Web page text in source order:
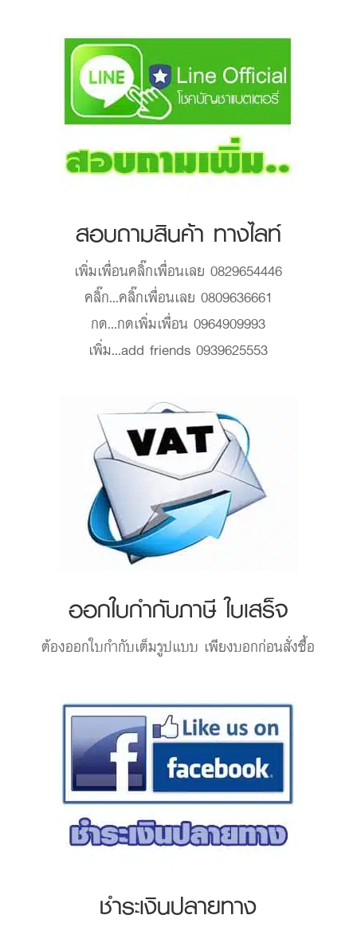
สอบถามสินค้า ทางไลท์
เพิ่มเพื่อนคลิ๊กเพื่อนเลย 0829654446
คลิ๊ก...คลิ๊กเพื่อนเลย 0809636661
กด...กดเพิ่มเพื่อน 0964909993
เพิ่ม...add friends 0939625553
ออกใบกำกับภาษี ใบเสร็จ
ต้องออกใบกำกับเต็มรูปแบบ เพียงบอกก่อนสั่งซื้อ
ชำระเงินปลายทาง